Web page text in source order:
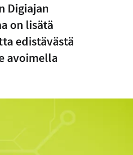
Digiajan
on lisätä
edistävästä
avoimella